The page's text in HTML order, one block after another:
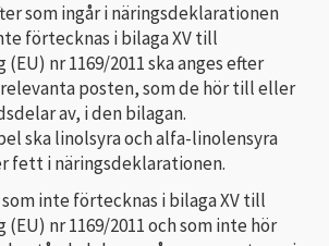
som ingår i näringsdeklarationen
förtecknas i bilaga XV till
nr 1169/2011 ska anges efter
posten, som de hör till eller
av, i den bilagan.
ska linolsyra och alfa-linolensyra
fett i näringsdeklarationen.
inte förtecknas i bilaga XV till
nr 1169/2011 och som inte hör